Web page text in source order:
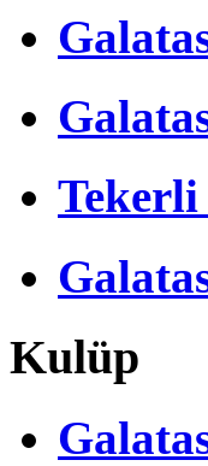
Tekerli
Kulüp